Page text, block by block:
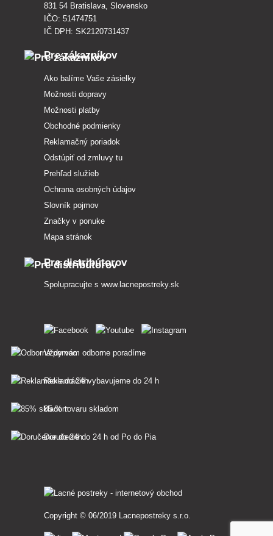
831 54 Bratislava, Slovensko
IČO: 51474751
IČ DPH: SK2120731437
Pre zákazníkov
Ako balíme Vaše zásielky
Možnosti dopravy
Možnosti platby
Obchodné podmienky
Reklamačný poriadok
Odstúpiť od zmluvy tu
Prehľad služieb
Ochrana osobných údajov
Slovník pojmov
Značky v ponuke
Mapa stránok
Pre distribútorov
Spolupracujte s www.lacnepostreky.sk
Vždy vám odborne poradíme
Reklamácie vybavujeme do 24 h
85 % tovaru skladom
Doručenie do 24 h od Po do Pia
Copyright © 06/2019 Lacnepostreky s.r.o.